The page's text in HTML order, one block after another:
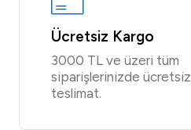
Ücretsiz Kargo
3000 TL ve üzeri tüm
siparişlerinizde ücretsiz
teslimat.